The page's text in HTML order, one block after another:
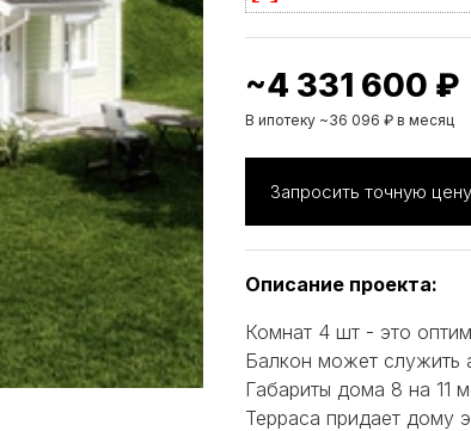
~4 331 600 ₽
В ипотеку ~36 096 ₽ в месяц
Запросить точную цену
Описание проекта:
Комнат 4 шт - это
Балкон может служить
Габариты дома 8 на 11
Терраса придает дому